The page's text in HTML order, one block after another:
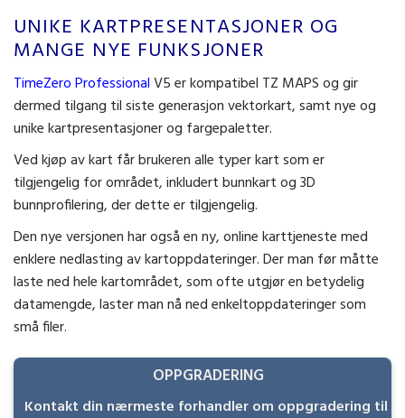
UNIKE KARTPRESENTASJONER OG
MANGE NYE FUNKSJONER
TimeZero ProfessionalV5 er kompatibel TZ MAPS og gir
dermed tilgang til siste generasjon vektorkart, samt nye og
unike kartpresentasjoner og fargepaletter.
Ved kjøp av kart får brukeren alle typer kart som er
tilgjengelig for området, inkludert bunnkart og 3D
bunnprofilering, der dette er tilgjengelig.
Den nye versjonen har også en ny, online karttjeneste med
enklere nedlasting av kartoppdateringer. Der man før måtte
laste ned hele kartområdet, som ofte utgjør en betydelig
datamengde, laster man nå ned enkeltoppdateringer som
små filer.
OPPGRADERING
Kontakt din nærmeste forhandler om oppgradering til